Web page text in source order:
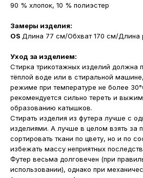
90 % хлопок, 10 % полиэстер
Замеры изделия:
OS Длина 77 см/Обхват 170 см/Длина
Уход за изделием:
Стирка трикотажных изделий должна
тёплой воде или в стиральной
режиме при температуре не более
рекомендуется сильно тереть и
образованию катышков.
Стирать изделия из футера лучше с
изделиями. А лучше в целом взять за
сортировать ткани по цвету, но и по
избежать массу неприятных
Футер весьма долговечен (при
использовании), однако при